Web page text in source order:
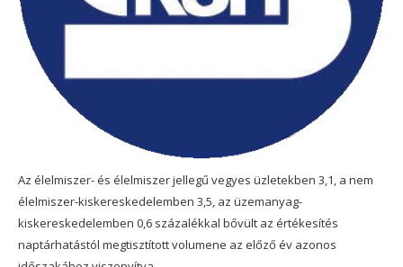
Az élelmiszer- és élelmiszer jellegű vegyes üzletekben 3,1, a nem
élelmiszer-kiskereskedelemben 3,5, az üzemanyag-
kiskereskedelemben 0,6 százalékkal bővült az értékesítés
naptárhatástól megtisztított volumene az előző év azonos